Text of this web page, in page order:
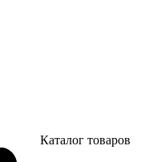
Каталог товаров